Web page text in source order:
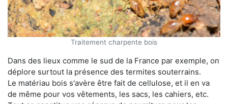
Traitement charpente bois
Dans des lieux comme le sud de la France par exemple, on
déplore surtout la présence des termites souterrains.
Le matériau bois s'avère être fait de cellulose, et il en va
de même pour vos vêtements, les sacs, les cahiers, etc.